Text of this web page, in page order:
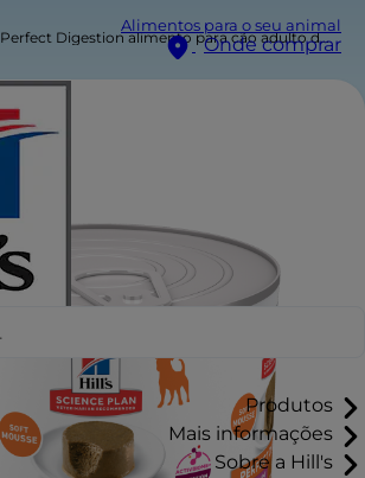
Alimentos para o seu animal
Onde comprar
Produtos
Mais informações
Sobre a Hill's
Perfect Digestion alimento para cão adulto de raça pequena e mini